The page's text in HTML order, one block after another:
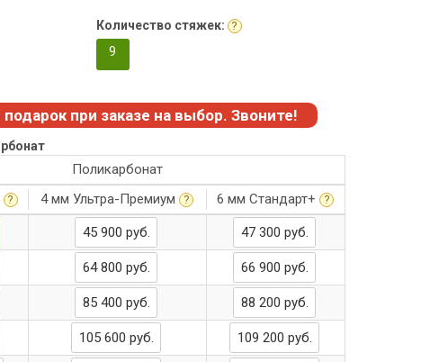
Количество стяжек: ?
9
при заказе на выбор. Звоните!
Поликарбонат
? 4 мм Ультра-Премиум ? 6 мм Стандарт+ ?
45 900 руб. 47 300 руб.
64 800 руб. 66 900 руб.
85 400 руб. 88 200 руб.
105 600 руб. 109 200 руб.